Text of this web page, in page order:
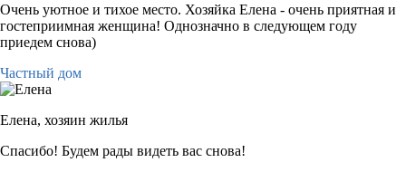
Очень уютное и тихое место. Хозяйка Елена - очень приятная и
гостеприимная женщина! Однозначно в следующем году
приедем снова)
Частный дом
Елена, хозяин жилья
Спасибо! Будем рады видеть вас снова!